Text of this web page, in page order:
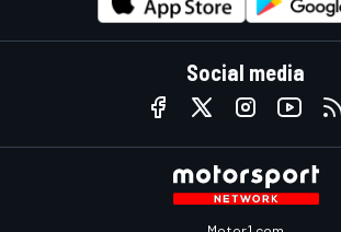
Social media